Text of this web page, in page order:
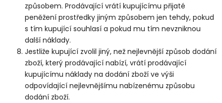
způsobem. Prodávající vrátí kupujícímu přijaté
peněžení prostředky jiným způsobem jen tehdy, pokud
s tím kupující souhlasí a pokud mu tím nevzniknou
další náklady.
Jestliže kupující zvolil jiný, než nejlevnější způsob dodání
zboží, který prodávající nabízí, vrátí prodávající
kupujícímu náklady na dodání zboží ve výši
odpovídající nejlevnějšímu nabízenému způsobu
dodání zboží.